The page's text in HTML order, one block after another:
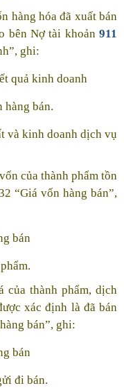
hàng hóa đã xuất bán
bên Nợ tài khoản 911
ghi:
quả kinh doanh
hàng bán.
và kinh doanh dịch vụ
của thành phẩm tồn
“Giá vốn hàng bán”,
bán
thành phẩm, dịch
xác định là đã bán
bán”, ghi:
bán
đi bán.